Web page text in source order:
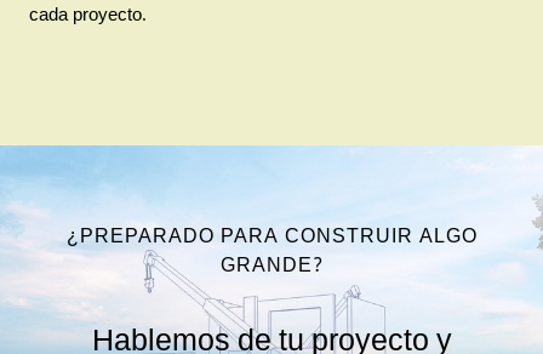
cada proyecto.
¿PREPARADO PARA CONSTRUIR ALGO
GRANDE?
Hablemos de tu proyecto y